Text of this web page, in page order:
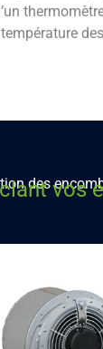
des